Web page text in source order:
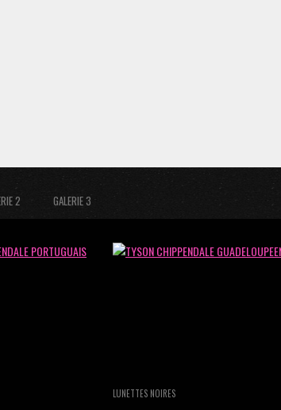
2 GALERIE 3
LUNETTES NOIRES